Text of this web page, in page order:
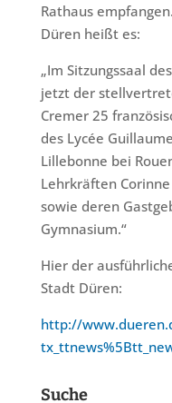
Rathaus
Düren heißt es:
„Im Sitzungssaal
jetzt der
Cremer 25
des Lycée
Lillebonne bei
Lehrkräften
sowie deren
Gymnasium.“
Hier der
Stadt Düren:
http://
Suche